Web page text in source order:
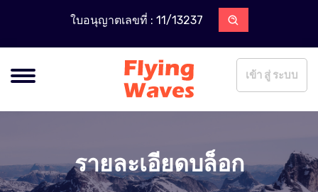
ใบอนุญาตเลขที่ : 11/13237
เข้า สู่ ระบบ
รายละเอียดบล็อก